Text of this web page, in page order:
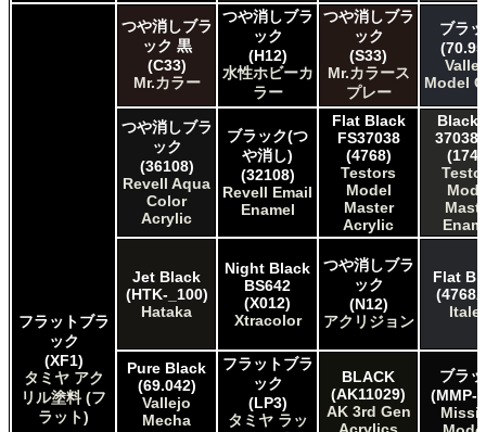
フラットブラ
ック
(XF1)
タミヤ アク
リル塗料 (フ
ラット)
つや消しブラ
ック 黒
(C33)
Mr.カラー
つや消しブラ
ック
(H12)
水性ホビーカ
ラー
つや消しブラ
ック
(S33)
Mr.カラース
プレー
ブラ
Model
つや消しブラ
ック
(36108)
Revell Aqua
Color
Acrylic
ブラック(つ
や消し)
(32108)
Revell Email
Enamel
Flat Black
FS37038
(4768)
Testors
Model
Master
Acrylic
Black
37038
Jet Black
(HTK-_100)
Hataka
Night Black
BS642
(X012)
Xtracolor
つや消しブラ
ック
(N12)
アクリジョン
Flat
Pure Black
(69.042)
Vallejo
Mecha
フラットブラ
ック
(LP3)
タミヤ ラッ
BLACK
(AK11029)
AK 3rd Gen
Acrylics
ブラ
(MMP-